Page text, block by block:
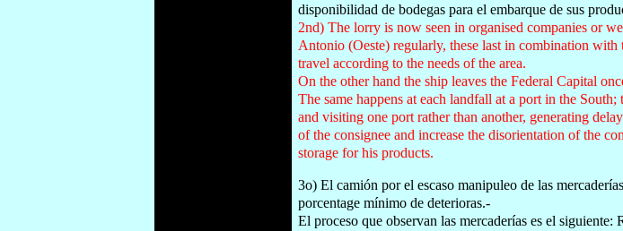
disponibilidad de bodegas para el embarque de sus
2nd) The lorry is now seen in organised companies or
Antonio (Oeste) regularly, these last in combination
travel according to the needs of the area.
On the other hand the ship leaves the Federal Capital
The same happens at each landfall at a port in the
and visiting one port rather than another, generating
of the consignee and increase the disorientation of the
storage for his products.
3o) El camión por el escaso manipuleo de las
porcentage mínimo de deterioras.-
El proceso que observan las mercaderías es el